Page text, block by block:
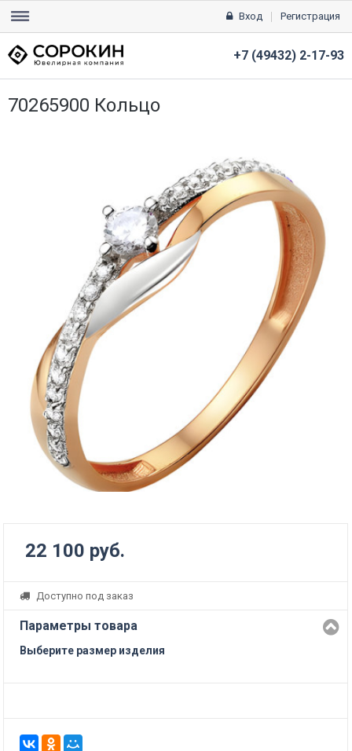
Вход Регистрация
+7 (49432) 2-17-93
70265900 Кольцо
22 100 руб.
Доступно под заказ
Параметры товара
Выберите размер изделия